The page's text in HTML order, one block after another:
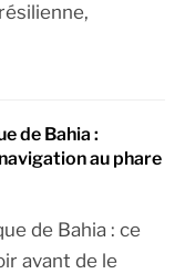
de Bahia :
au phare
de Bahia : ce
avant de le